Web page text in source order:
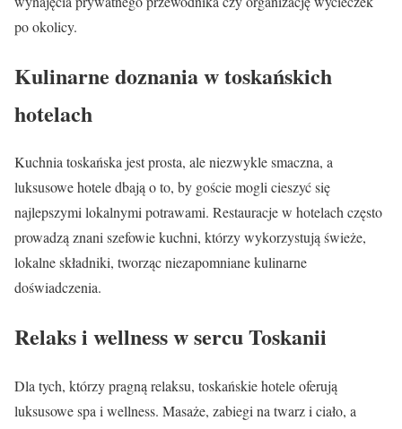
po okolicy.
Kulinarne doznania w toskańskich
hotelach
Kuchnia toskańska jest prosta, ale niezwykle smaczna, a
luksusowe hotele dbają o to, by goście mogli cieszyć się
najlepszymi lokalnymi potrawami. Restauracje w hotelach często
prowadzą znani szefowie kuchni, którzy wykorzystują świeże,
lokalne składniki, tworząc niezapomniane kulinarne
doświadczenia.
Relaks i wellness w sercu Toskanii
Dla tych, którzy pragną relaksu, toskańskie hotele oferują
luksusowe spa i wellness. Masaże, zabiegi na twarz i ciało, a